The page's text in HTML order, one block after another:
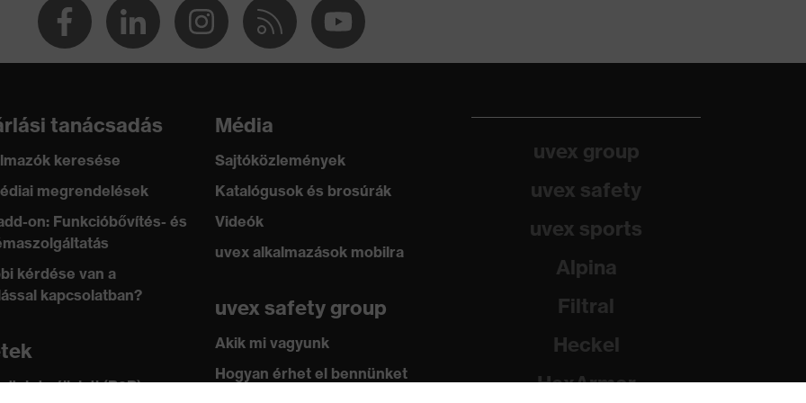
záródás, Cipzár
100 (24.HDE.31919)
tanácsadás
keresése
megrendelések
on: Funkcióbővítés- és
kérdése van a
kapcsolatban?
üzlet vállalati (B2B)
Média
Sajtóközlemények
Katalógusok és brosúrák
Videók
uvex alkalmazások mobilra
uvex safety group
Akik mi vagyunk
Hogyan érhet el bennünket
uvex group
uvex safety
uvex sports
Alpina
Filtral
Heckel
HexArmor